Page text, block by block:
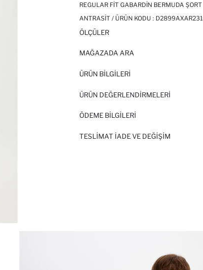
REGULAR FIT GABARDIN BERMUDA ŞORT
ANTRASIT / ÜRÜN KODU : D2899AXAR231
ÖLÇÜLER
MAĞAZADA ARA
ÜRÜN BILGILERI
ÜRÜN DEĞERLENDİRMELERİ
ÖDEME BİLGİLERİ
TESLIMAT İADE VE DEĞIŞIM